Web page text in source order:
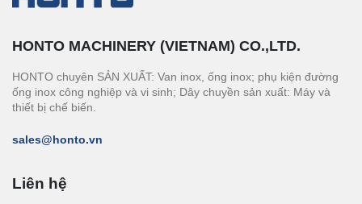
HONTO MACHINERY (VIETNAM) CO.,LTD.
HONTO chuyên SẢN XUẤT: Van inox, ống inox; phụ kiện đường
ống inox công nghiệp và vi sinh; Dây chuyền sản xuất: Máy và
thiết bị chế biến.
sales@honto.vn
Liên hệ